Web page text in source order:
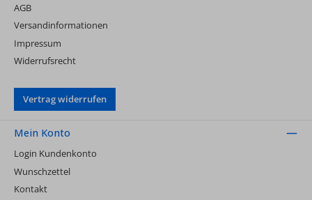
AGB
Versandinformationen
Impressum
Widerrufsrecht
Vertrag widerrufen
Mein Konto
Login Kundenkonto
Wunschzettel
Kontakt